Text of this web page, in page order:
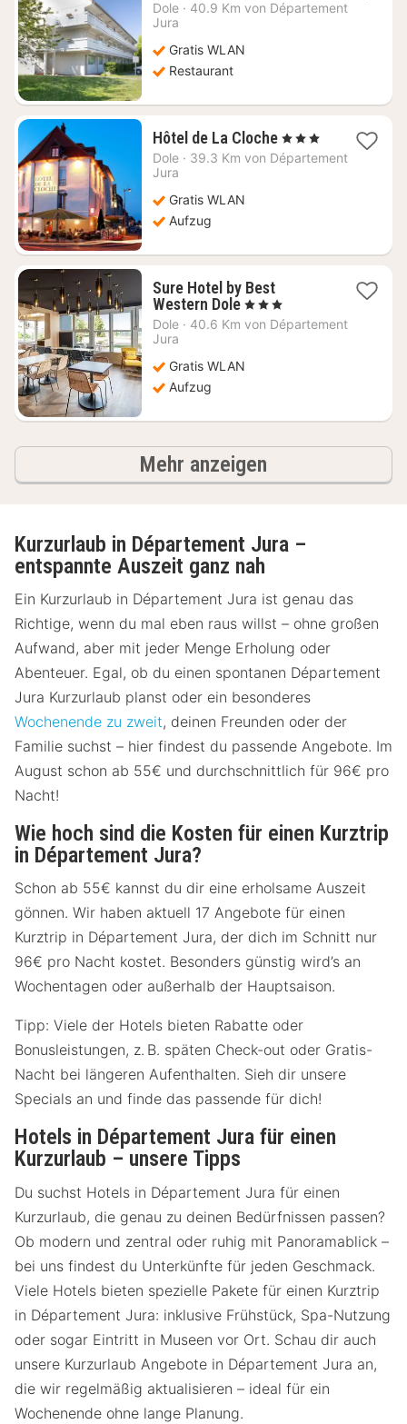
Dole · 40.9 Km von Département
Jura
Gratis WLAN
Restaurant
Hôtel de La Cloche1
Nacht
ab
, 3 Sterne
Dole · 39.3 Km von Département
Jura
Gratis WLAN
Aufzug
Sure Hotel by Best
Western Dole1
Nacht
€
, 3 Sterne
Dole · 40.6 Km von Département
Jura
Gratis WLAN
Aufzug
Mehr anzeigen
Kurzurlaub in Département Jura –
entspannte Auszeit ganz nah
Ein Kurzurlaub in Département Jura ist genau das
Richtige, wenn du mal eben raus willst – ohne großen
Aufwand, aber mit jeder Menge Erholung oder
Abenteuer. Egal, ob du einen spontanen Département
Jura Kurzurlaub planst oder ein besonderes
Wochenende zu zweit, deinen Freunden oder der
Familie suchst – hier findest du passende Angebote. Im
August schon ab 55€ und durchschnittlich für 96€ pro
Nacht!
Wie hoch sind die Kosten für einen Kurztrip
in Département Jura?
Schon ab 55€ kannst du dir eine erholsame Auszeit
gönnen. Wir haben aktuell 17 Angebote für einen
Kurztrip in Département Jura, der dich im Schnitt nur
96€ pro Nacht kostet. Besonders günstig wird’s an
Wochentagen oder außerhalb der Hauptsaison.
Tipp: Viele der Hotels bieten Rabatte oder
Bonusleistungen, z. B. späten Check-out oder Gratis-
Nacht bei längeren Aufenthalten. Sieh dir unsere
Specials an und finde das passende für dich!
Hotels in Département Jura für einen
Kurzurlaub – unsere Tipps
Du suchst Hotels in Département Jura für einen
Kurzurlaub, die genau zu deinen Bedürfnissen passen?
Ob modern und zentral oder ruhig mit Panoramablick –
bei uns findest du Unterkünfte für jeden Geschmack.
Viele Hotels bieten spezielle Pakete für einen Kurztrip
in Département Jura: inklusive Frühstück, Spa-Nutzung
oder sogar Eintritt in Museen vor Ort. Schau dir auch
unsere Kurzurlaub Angebote in Département Jura an,
die wir regelmäßig aktualisieren – ideal für ein
Wochenende ohne lange Planung.